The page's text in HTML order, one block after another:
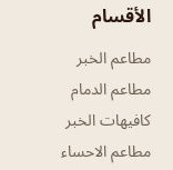
الأقسام
مطاعم الخبر
مطاعم الدمام
كافيهات الخبر
مطاعم الاحساء